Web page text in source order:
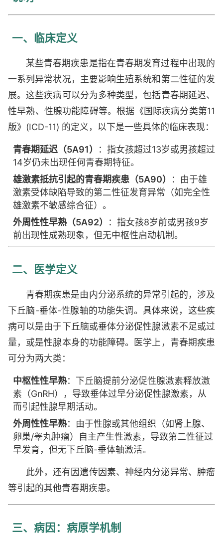
一、临床定义
某些青春期疾患是指在青春期发育过程中出现的
一系列异常状况，主要影响生殖系统和第二性征的发
展。这些疾病可以分为多种类型，包括青春期延迟、
性早熟、性腺功能障碍等。根据《国际疾病分类第11
版》(ICD-11) 的定义，以下是一些具体的临床表现：
青春期延迟（5A91）
：指女孩超过13岁或男孩超过
14岁仍未出现任何青春期特征。
雄激素抵抗引起的青春期疾患（5A90）
：由于雄
激素受体缺陷导致的第二性征发育异常（如完全性
雄激素不敏感综合征）。
外周性性早熟（5A92）
：指女孩8岁前或男孩9岁
前出现性成熟现象，但无中枢性启动机制。
二、医学定义
青春期疾患是由内分泌系统的异常引起的，涉及
下丘脑-垂体-性腺轴的功能失调。具体来说，这些疾
病可以是由于下丘脑或垂体分泌促性腺激素不足或过
量，或是性腺本身的功能障碍。医学上，青春期疾患
可分为两大类：
中枢性性早熟：下丘脑提前分泌促性腺激素释放激
素（GnRH），导致垂体过早分泌促性腺激素，从
而引起性腺早期活动。
外周性性早熟：由于性腺或其他组织（如肾上腺、
卵巢/睾丸肿瘤）自主产生性激素，导致第二性征过
早发育，但无下丘脑-垂体轴激活。
此外，还有因遗传因素、神经内分泌异常、肿瘤
等引起的其他青春期疾患。
三、病因：病原学机制